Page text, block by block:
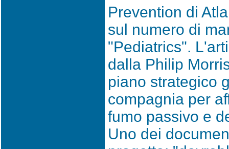
Prevention di
sul numero di
"Pediatrics".
dalla Philip
piano strategico
compagnia per
fumo passivo e
Uno dei